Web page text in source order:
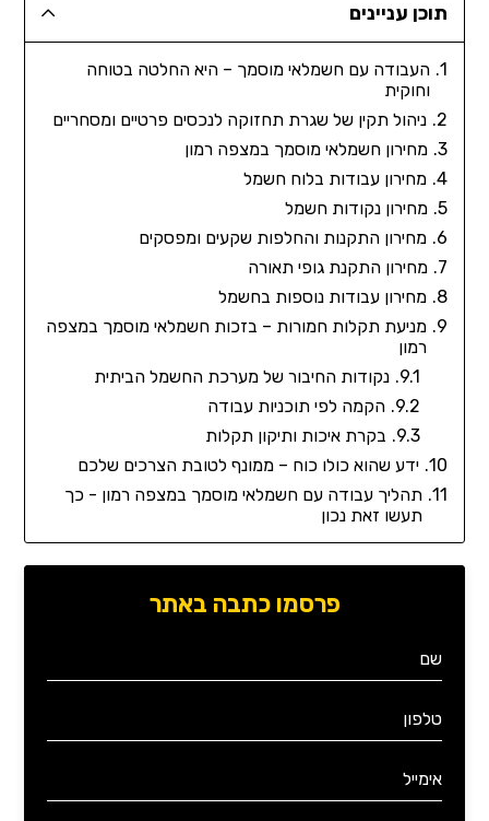
תוכן עניינים
העבודה עם חשמלאי מוסמך – היא החלטה בטוחה
וחוקית
ניהול תקין של שגרת תחזוקה לנכסים פרטיים ומסחריים
מחירון חשמלאי מוסמך במצפה רמון
מחירון עבודות בלוח חשמל
מחירון נקודות חשמל
מחירון התקנות והחלפות שקעים ומפסקים
מחירון התקנת גופי תאורה
מחירון עבודות נוספות בחשמל
מניעת תקלות חמורות – בזכות חשמלאי מוסמך במצפה
רמון
נקודות החיבור של מערכת החשמל הביתית
הקמה לפי תוכניות עבודה
בקרת איכות ותיקון תקלות
ידע שהוא כולו כוח – ממונף לטובת הצרכים שלכם
תהליך עבודה עם חשמלאי מוסמך במצפה רמון - כך
תעשו זאת נכון
פרסמו כתבה באתר